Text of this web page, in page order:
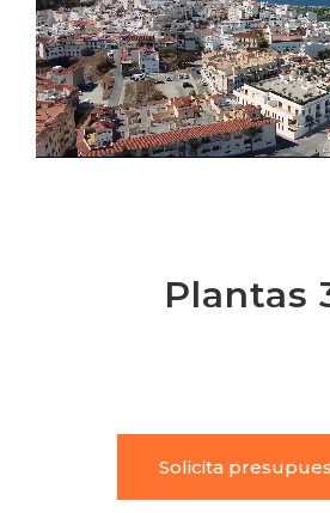
Plantas
Solicita